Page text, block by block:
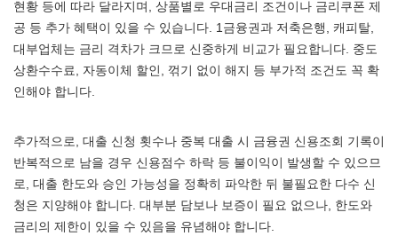
현황 등에 따라 달라지며, 상품별로 우대금리 조건이나 금리쿠폰 제
공 등 추가 혜택이 있을 수 있습니다. 1금융권과 저축은행, 캐피탈,
대부업체는 금리 격차가 크므로 신중하게 비교가 필요합니다. 중도
상환수수료, 자동이체 할인, 꺾기 없이 해지 등 부가적 조건도 꼭 확
인해야 합니다.
추가적으로, 대출 신청 횟수나 중복 대출 시 금융권 신용조회 기록이
반복적으로 남을 경우 신용점수 하락 등 불이익이 발생할 수 있으므
로, 대출 한도와 승인 가능성을 정확히 파악한 뒤 불필요한 다수 신
청은 지양해야 합니다. 대부분 담보나 보증이 필요 없으나, 한도와
금리의 제한이 있을 수 있음을 유념해야 합니다.